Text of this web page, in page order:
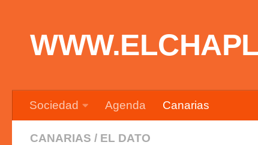
Sociedad Agenda Canarias
CANARIAS / EL DATO